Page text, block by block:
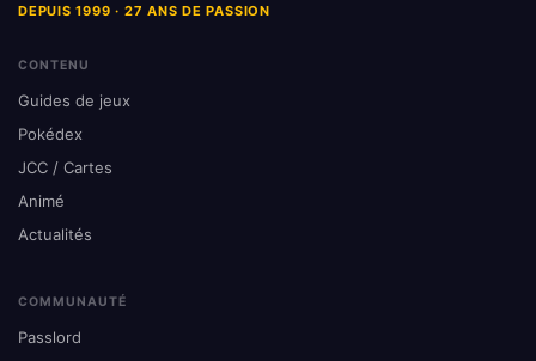
DEPUIS 1999 · 27 ANS DE PASSION
CONTENU
Guides de jeux
Pokédex
JCC / Cartes
Animé
Actualités
COMMUNAUTÉ
Passlord